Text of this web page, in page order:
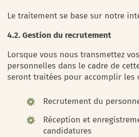
Le traitement se base sur notre
4.2. Gestion du recrutement
Lorsque vous nous transmettez
personnelles dans le cadre de
seront traitées pour accomplir les
Recrutement du
Réception et
candidatures